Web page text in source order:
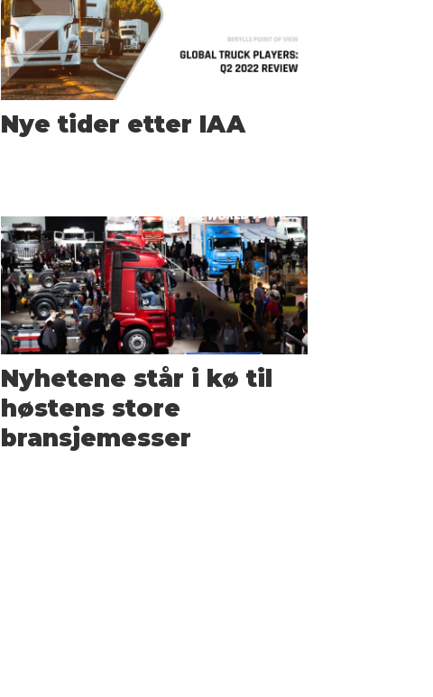
Nye tider etter IAA
Nyhetene står i kø til
høstens store
bransjemesser